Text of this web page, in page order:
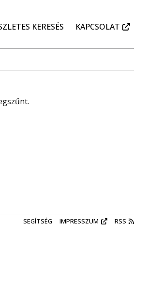
KERESÉS KAPCSOLAT
SEGÍTSÉG IMPRESSZUM RSS